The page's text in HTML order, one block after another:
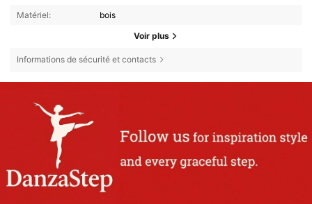
Matériel: bois
Voir plus
Informations de sécurité et contacts